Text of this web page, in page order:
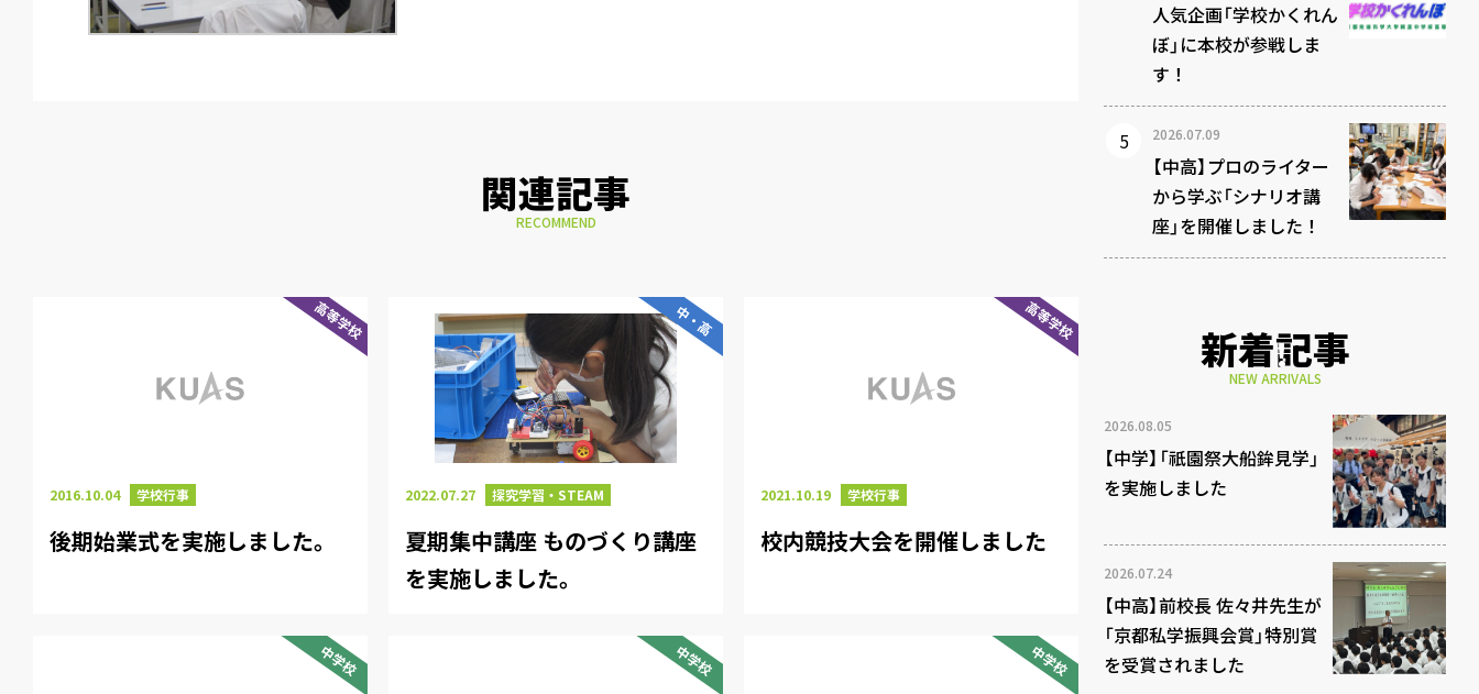
関連記事
RECOMMEND
高等学校
2016.10.04 学校行事
後期始業式を実施しました。
中・高
2022.07.27 探究学習・STEAM
夏期集中講座 ものづくり講座
を実施しました。
高等学校
2021.10.19 学校行事
校内競技大会を開催しました
中学校 中学校 中学校
人気企画「学校かくれん
ぼ」に本校が参戦しま
す！
2026.07.09
【中高】プロのライター
から学ぶ「シナリオ講
座」を開催しました！
新着記事
NEW ARRIVALS
2026.08.05
【中学】「祇園祭大船鉾見学」
を実施しました
2026.07.24
【中高】前校長 佐々井先生が
「京都私学振興会賞」特別賞
を受賞されました